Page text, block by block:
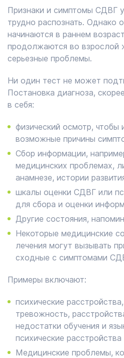
Признаки и симптомы СДВГ
трудно распознать. Однако
начинаются в раннем
продолжаются во взрослой
серьезные проблемы.
Ни один тест не может
Постановка диагноза,
в себя:
физический осмотр, чтобы
возможные причины
Сбор информации,
медицинских проблемах,
анамнезе, истории
шкалы оценки СДВГ или
для сбора и оценки
Другие состояния,
Некоторые медицинские
лечения могут вызывать
сходные с симптомами
Примеры включают:
психические
тревожность,
недостатки обучения и
психические расстройства
Медицинские проблемы,